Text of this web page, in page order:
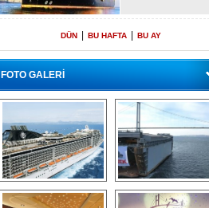
DÜN BU HAFTA BU AY
FOTO GALERİ
“Gemi içinde gemi”
konsepti ile MSC
Dünyada tek!
Denizaltı yüzer